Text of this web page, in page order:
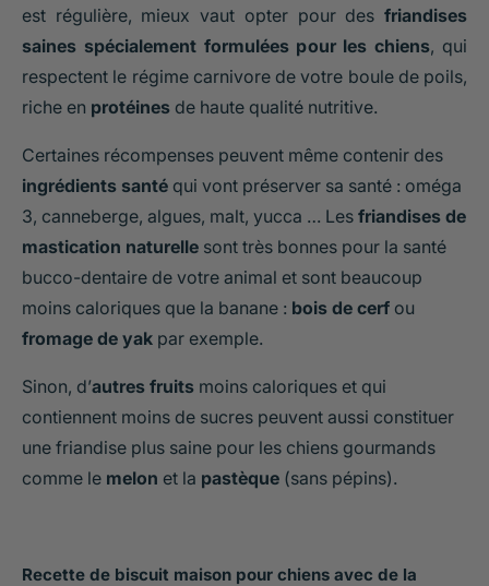
est régulière, mieux vaut opter pour des friandises
saines spécialement formulées pour les chiens, qui
respectent le régime carnivore de votre boule de poils,
riche en protéines de haute qualité nutritive.
Certaines récompenses peuvent même contenir des
ingrédients santé qui vont préserver sa santé : oméga
3, canneberge, algues, malt, yucca … Les friandises de
mastication naturelle sont très bonnes pour la santé
bucco-dentaire de votre animal et sont beaucoup
moins caloriques que la banane : bois de cerf ou
fromage de yak par exemple.
Sinon, d’autres fruits moins caloriques et qui
contiennent moins de sucres peuvent aussi constituer
une friandise plus saine pour les chiens gourmands
comme le melon et la pastèque (sans pépins).
Recette de biscuit maison pour chiens avec de la